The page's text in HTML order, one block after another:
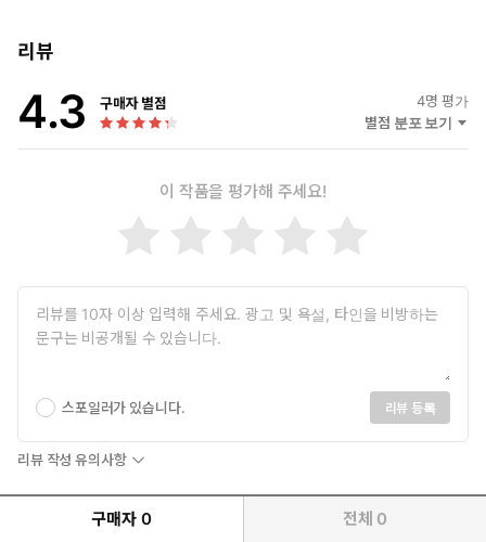
이제 막 골프를 시작하는 초보 골퍼들에게 딱 맞는 교과서
누구나 마음만 먹으면 골프를 시작할 수 있는 시대가 되었다. 또
한 골프는 노년에 즐기기 좋은 평생 스포츠라는 인식이 퍼져 있어
서 골프 인구는 빠르게 늘고 있다. 하지만 골프를 처음 배우는 사
람은 언제나 막막하기만 하다. 모든 스포츠 가운데 골프가 도구도
만화공인중개사 전3권(영상노트, 2010)
행정학개론(아카데미북, 2010)
파워행정학(아카데미북, 2011)
리뷰
4.3 구매자 별점 4명 평가
별점 분포 보기
이 작품을 평가해 주세요!
스포일러가 있습니다. 리뷰 등록
리뷰 작성 유의사항
구매자 0 전체 0